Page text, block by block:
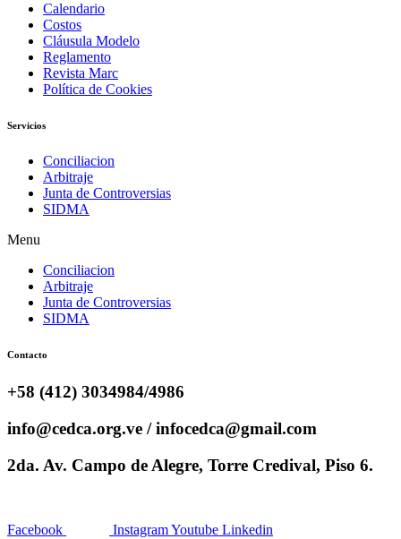
Calendario
Costos
Cláusula Modelo
Reglamento
Revista Marc
Política de Cookies
Servicios
Conciliacion
Arbitraje
Junta de Controversias
SIDMA
Menu
Conciliacion
Arbitraje
Junta de Controversias
SIDMA
Contacto
+58 (412) 3034984/4986
info@cedca.org.ve / infocedca@gmail.com
2da. Av. Campo de Alegre, Torre Credival, Piso 6.
Facebook InstagramYoutube Linkedin